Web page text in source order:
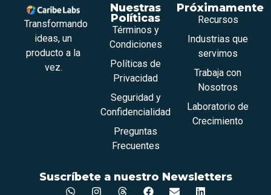
Transformando
ideas, un
producto a la
vez.
Nuestras
Políticas
Términos y
Condiciones
Políticas de
Privacidad
Seguridad y
Confidencialidad
Preguntas
Frecuentes
Próximamente
Recursos
Industrias que
servimos
Trabaja con
Nosotros
Laboratorio de
Crecimiento
Suscríbete a nuestro Newsletters